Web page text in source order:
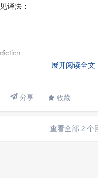
译法：
内，根据本国 法 院 之 间
a court in a Contracting State
展开阅读全文
 分享  收藏
查看全部 2 个